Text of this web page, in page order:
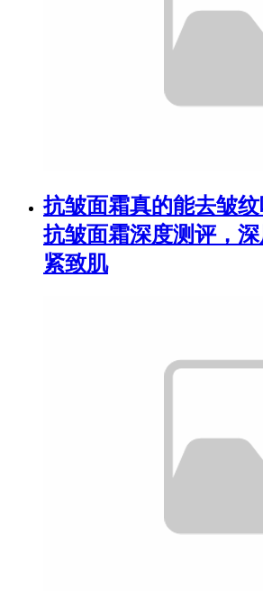
抗皱面霜真的能去皱纹
抗皱面霜深度测评，深
紧致肌